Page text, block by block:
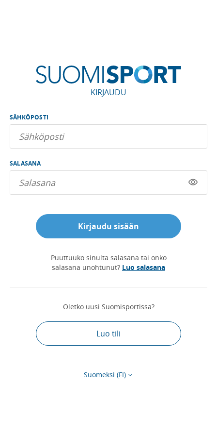
KIRJAUDU
SÄHKÖPOSTI
SALASANA
Kirjaudu sisään
Puuttuuko sinulta salasana tai onko
salasana unohtunut? Luo salasana
Oletko uusi Suomisportissa?
Luo tili
Suomeksi (FI)